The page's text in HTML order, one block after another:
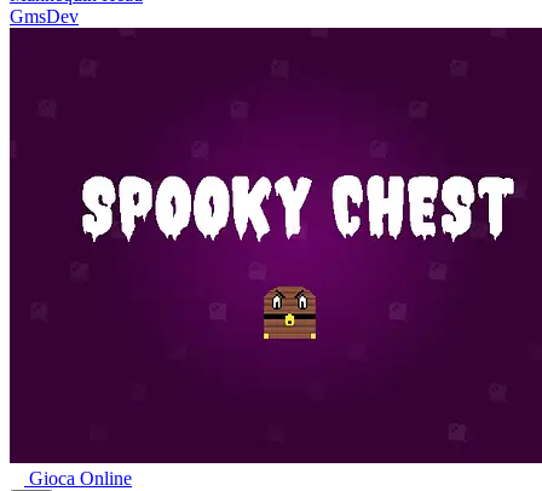
GmsDev
Gioca Online